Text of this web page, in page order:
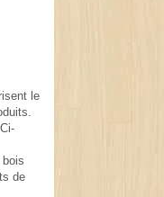
le
de